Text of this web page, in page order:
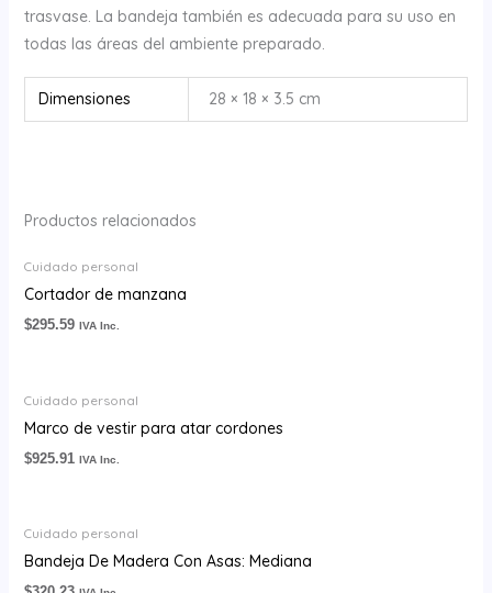
trasvase. La bandeja también es adecuada para su uso en
todas las áreas del ambiente preparado.
Dimensiones 28 × 18 × 3.5 cm
Productos relacionados
Cuidado personal
Cortador de manzana
$295.59 IVA Inc.
Cuidado personal
Marco de vestir para atar cordones
$925.91 IVA Inc.
Cuidado personal
Bandeja De Madera Con Asas: Mediana